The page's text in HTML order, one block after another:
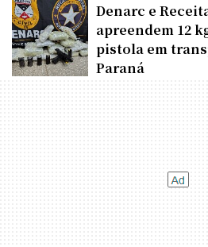
Denarc e
apreendem 12
pistola em
Paraná